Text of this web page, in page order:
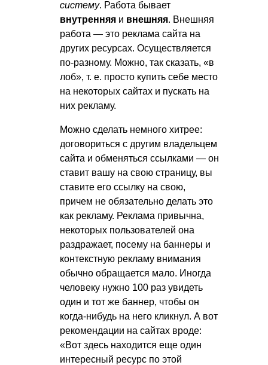
систему. Работа бывает
внутренняя и внешняя. Внешняя
работа — это реклама сайта на
других ресурсах. Осуществляется
по-разному. Можно, так сказать, «в
лоб», т. е. просто купить себе место
на некоторых сайтах и пускать на
них рекламу.
Можно сделать немного хитрее:
договориться с другим владельцем
сайта и обменяться ссылками — он
ставит вашу на свою страницу, вы
ставите его ссылку на свою,
причем не обязательно делать это
как рекламу. Реклама привычна,
некоторых пользователей она
раздражает, посему на баннеры и
контекстную рекламу внимания
обычно обращается мало. Иногда
человеку нужно 100 раз увидеть
один и тот же баннер, чтобы он
когда-нибудь на него кликнул. А вот
рекомендации на сайтах вроде:
«Вот здесь находится еще один
интересный ресурс по этой